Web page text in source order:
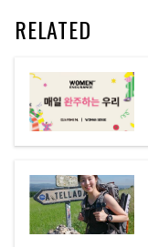
RELATED